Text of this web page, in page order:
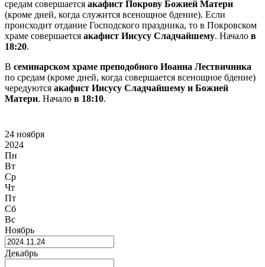
средам совершается акафист Покрову Божией Матери
(кроме дней, когда служится всенощное бдение). Если
происходит отдание Господского праздника, то в Покровском
храме совершается акафист Иисусу Сладчайшему. Начало в
18:20.
В семинарском храме преподобного Иоанна Лествичника
по средам (кроме дней, когда совершается всенощное бдение)
чередуются акафист Иисусу Сладчайшему и Божией
Матери. Начало в 18:10.
24 ноября
2024
Пн
Вт
Ср
Чт
Пт
Сб
Вс
Ноябрь
Декабрь